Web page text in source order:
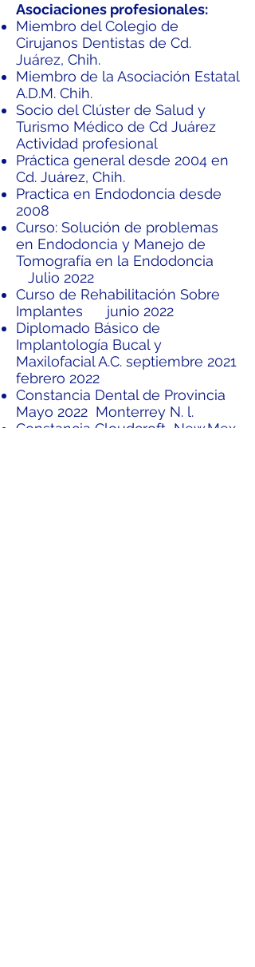
Asociaciones profesionales:
Miembro del Colegio de
Cirujanos Dentistas de Cd.
Juárez, Chih.
Miembro de la Asociación Estatal
A.D.M. Chih.
Socio del Clúster de Salud y
Turismo Médico de Cd Juárez
Actividad profesional
Práctica general desde 2004 en
Cd. Juárez, Chih.
Practica en Endodoncia desde
2008
Curso: Solución de problemas
en Endodoncia y Manejo de
Tomografía en la Endodoncia
Julio 2022
Curso de Rehabilitación Sobre
Implantes junio 2022
Diplomado Básico de
Implantología Bucal y
Maxilofacial A.C. septiembre 2021
febrero 2022
Constancia Dental de Provincia
Mayo 2022 Monterrey N. l.
Constancia Cloudcroft New.Mex